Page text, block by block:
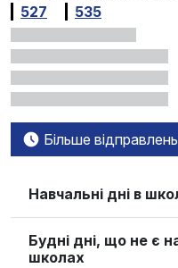
527
535
Більше
Навчальні дні в
Будні дні, що не є
школах